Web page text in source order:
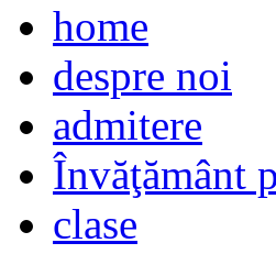
home
despre noi
admitere
Învăţământ
clase